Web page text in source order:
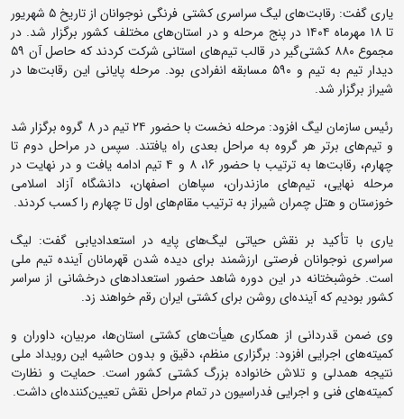
یاری گفت: رقابت‌های لیگ سراسری کشتی فرنگی نوجوانان از تاریخ ۵ شهریور
تا ۱۸ مهرماه ۱۴۰۴ در پنج مرحله و در استان‌های مختلف کشور برگزار شد. در
مجموع ۸۸۰ کشتی‌گیر در قالب تیم‌های استانی شرکت کردند که حاصل آن ۵۹
دیدار تیم به تیم و ۵۹۰ مسابقه انفرادی بود. مرحله پایانی این رقابت‌ها در
شیراز برگزار شد.
رئیس سازمان لیگ افزود: مرحله نخست با حضور ۲۴ تیم در 8 گروه برگزار شد
و تیم‌های برتر هر گروه به مراحل بعدی راه یافتند. سپس در مراحل دوم تا
چهارم، رقابت‌ها به ترتیب با حضور 16، ۸ و ۴ تیم ادامه یافت و در نهایت در
مرحله نهایی، تیم‌های مازندران، سپاهان اصفهان، دانشگاه آزاد اسلامی
خوزستان و هتل چمران شیراز به ترتیب مقام‌های اول تا چهارم را کسب کردند.
یاری با تأکید بر نقش حیاتی لیگ‌های پایه در استعدادیابی گفت: لیگ
سراسری نوجوانان فرصتی ارزشمند برای دیده شدن قهرمانان آینده تیم ملی
است. خوشبختانه در این دوره شاهد حضور استعدادهای درخشانی از سراسر
کشور بودیم که آینده‌ای روشن برای کشتی ایران رقم خواهند زد.
وی ضمن قدردانی از همکاری هیأت‌های کشتی استان‌ها، مربیان، داوران و
کمیته‌های اجرایی افزود: برگزاری منظم، دقیق و بدون حاشیه این رویداد ملی
نتیجه همدلی و تلاش خانواده بزرگ کشتی کشور است. حمایت و نظارت
کمیته‌های فنی و اجرایی فدراسیون در تمام مراحل نقش تعیین‌کننده‌ای داشت.